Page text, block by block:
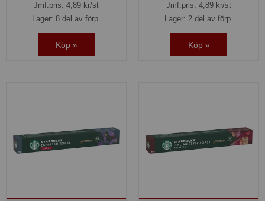
Jmf.pris: 4,89 kr/st
Lager: 8 del av förp.
Köp »
Jmf.pris: 4,89 kr/st
Lager: 2 del av förp.
Köp »